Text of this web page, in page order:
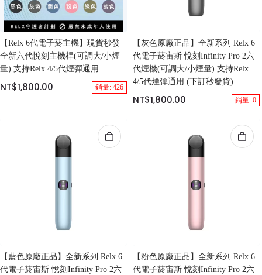
【Relx 6代電子菸主機】現貨秒發
全新六代悅刻主機桿(可調大/小煙
量) 支持Relx 4/5代煙彈通用
NT$1,800.00 銷量: 426
【灰色原廠正品】全新系列 Relx 6
代電子菸宙斯 悅刻Infinity Pro 2六
代煙機(可調大/小煙量) 支持Relx
4/5代煙彈通用 (下訂秒發貨)
NT$1,800.00 銷量: 0
【藍色原廠正品】全新系列 Relx 6
代電子菸宙斯 悅刻Infinity Pro 2六
【粉色原廠正品】全新系列 Relx 6
代電子菸宙斯 悅刻Infinity Pro 2六